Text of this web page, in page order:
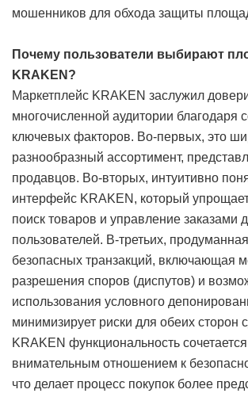
мошенников для обхода защиты
Почему пользователи выбирают
KRAKEN?
Маркетплейс KRAKEN заслужил
многочисленной аудитории благодаря
ключевых факторов. Во-первых, это
разнообразный ассортимент,
продавцов. Во-вторых, интуитивно
интерфейс KRAKEN, который
поиск товаров и управление заказами
пользователей. В-третьих,
безопасных транзакций, включающая
разрешения споров (диспутов) и
использования условного
минимизирует риски для обеих сторон
KRAKEN функциональность
внимательным отношением к
что делает процесс покупок более